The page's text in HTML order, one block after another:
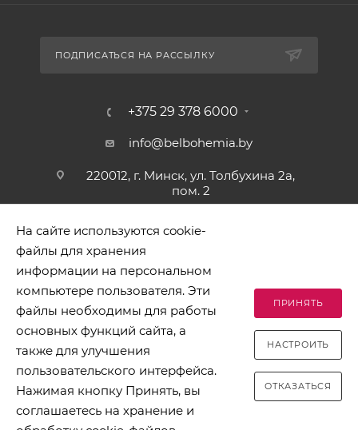
ПОДПИСАТЬСЯ НА РАССЫЛКУ
+375 29 378 6000
info@belbohemia.by
220012, г. Минск, ул. Толбухина 2а,
пом. 2
2026 © БЕЛБОГЕМИЯ (c). Оптовая торговля посудой и
хозяйственными товарами. Адрес: 220012, г. Минск, ул.
Толбухина 2а, пом. 2, телефон 8-017-378-60-00
На сайте используются cookie-
файлы для хранения
информации на персональном
компьютере пользователя. Эти
файлы необходимы для работы
основных функций сайта, а
также для улучшения
пользовательского интерфейса.
Нажимая кнопку Принять, вы
соглашаетесь на хранение и
ПРИНЯТЬ
НАСТРОИТЬ
ОТКАЗАТЬСЯ